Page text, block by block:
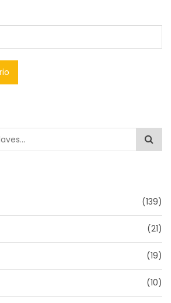
(139)
(21)
(19)
(10)